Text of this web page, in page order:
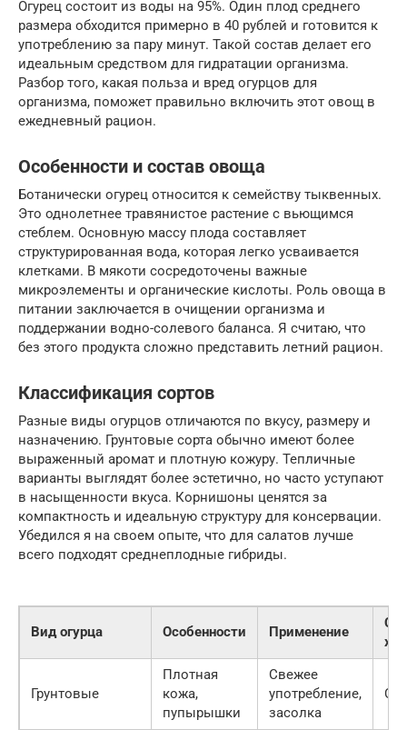
Огурец состоит из воды на 95%. Один плод среднего
размера обходится примерно в 40 рублей и готовится к
употреблению за пару минут. Такой состав делает его
идеальным средством для гидратации организма.
Разбор того, какая польза и вред огурцов для
организма, поможет правильно включить этот овощ в
ежедневный рацион.
Особенности и состав овоща
Ботанически огурец относится к семейству тыквенных.
Это однолетнее травянистое растение с вьющимся
стеблем. Основную массу плода составляет
структурированная вода, которая легко усваивается
клетками. В мякоти сосредоточены важные
микроэлементы и органические кислоты. Роль овоща в
питании заключается в очищении организма и
поддержании водно-солевого баланса. Я считаю, что
без этого продукта сложно представить летний рацион.
Классификация сортов
Разные виды огурцов отличаются по вкусу, размеру и
назначению. Грунтовые сорта обычно имеют более
выраженный аромат и плотную кожуру. Тепличные
варианты выглядят более эстетично, но часто уступают
в насыщенности вкуса. Корнишоны ценятся за
компактность и идеальную структуру для консервации.
Убедился я на своем опыте, что для салатов лучше
всего подходят среднеплодные гибриды.
Вид огурца Особенности Применение
Грунтовые
Плотная
кожа,
пупырышки
Свежее
употребление,
засолка